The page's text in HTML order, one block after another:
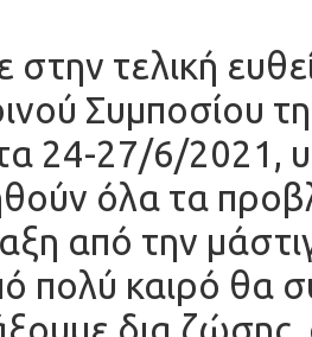
στην τελική
Συμποσίου
24-27/6/2021,
όλα τα
από την
πολύ καιρό θα